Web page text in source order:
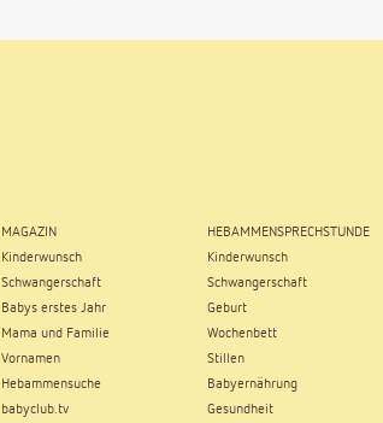
MAGAZIN
Kinderwunsch
Schwangerschaft
Babys erstes Jahr
Mama und Familie
Vornamen
Hebammensuche
babyclub.tv
HEBAMMENSPRECHSTUNDE
Kinderwunsch
Schwangerschaft
Geburt
Wochenbett
Stillen
Babyernährung
Gesundheit